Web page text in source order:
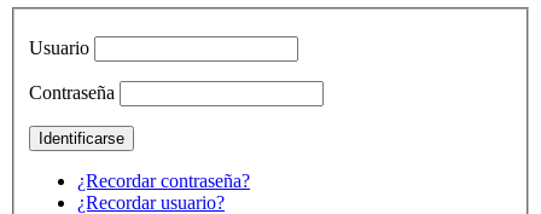
Usuario
Contraseña
¿Recordar contraseña?
¿Recordar usuario?